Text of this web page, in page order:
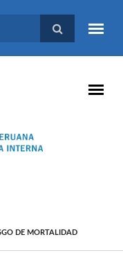
DE MORTALIDAD